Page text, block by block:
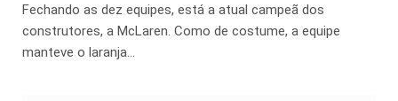
Fechando as dez equipes, está a atual campeã dos
construtores, a McLaren. Como de costume, a equipe
manteve o laranja…